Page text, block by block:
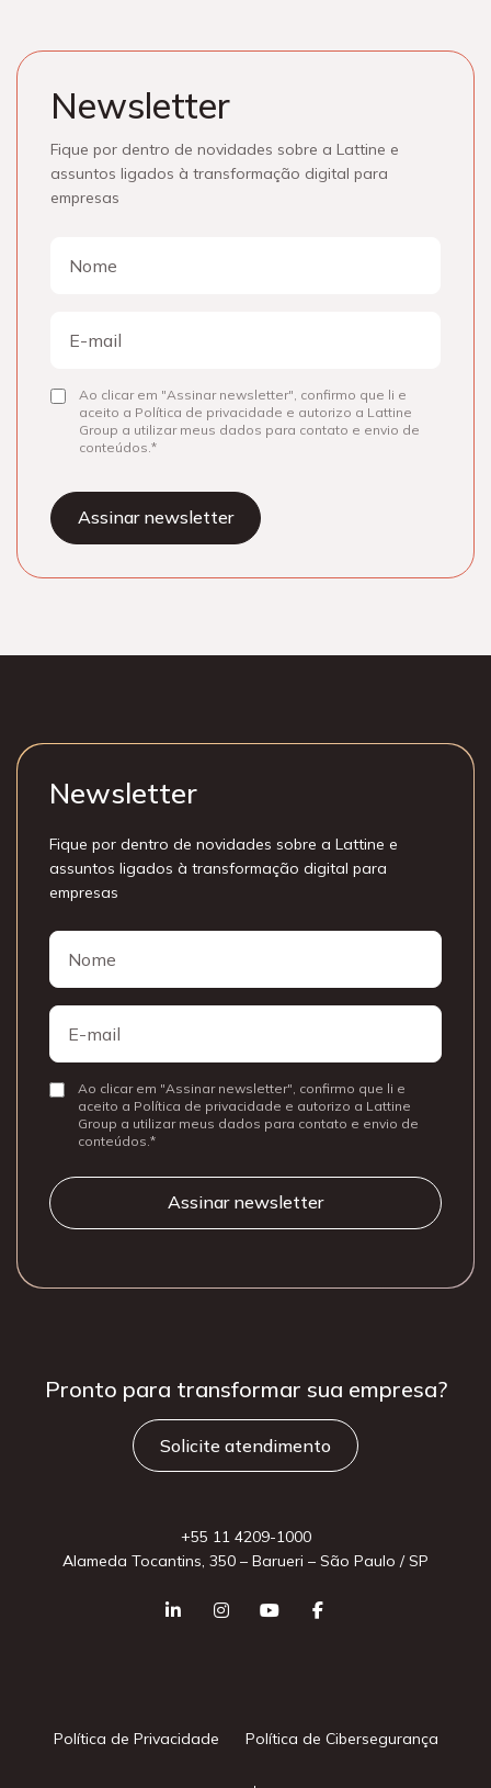
Newsletter
Fique por dentro de novidades sobre a Lattine e
assuntos ligados à transformação digital para
empresas
mail
ConsentirAo clicar em "Assinar newsletter", confirmo que li e
aceito a Política de privacidade e autorizo a Lattine
Group a utilizar meus dados para contato e envio de
conteúdos.
Newsletter
Fique por dentro de novidades sobre a Lattine e
assuntos ligados à transformação digital para
empresas
Nome
E-
mail
ConsentirAo clicar em "Assinar newsletter", confirmo que li e
aceito a Política de privacidade e autorizo a Lattine
Group a utilizar meus dados para contato e envio de
conteúdos.
Pronto para transformar sua empresa?
Solicite atendimento
+55 11 4209-1000
Alameda Tocantins, 350 – Barueri – São Paulo / SP
Política de Privacidade Política de Cibersegurança